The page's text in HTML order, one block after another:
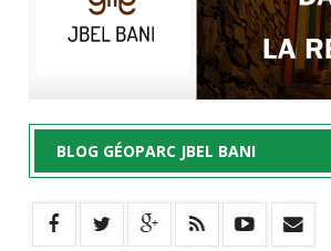
BLOG GÉOPARC JBEL BANI